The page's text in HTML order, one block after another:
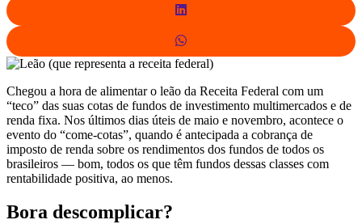
Chegou a hora de alimentar o leão da Receita Federal com um
“teco” das suas cotas de fundos de investimento multimercados e de
renda fixa. Nos últimos dias úteis de maio e novembro, acontece o
evento do “come-cotas”, quando é antecipada a cobrança de
imposto de renda sobre os rendimentos dos fundos de todos os
brasileiros — bom, todos os que têm fundos dessas classes com
rentabilidade positiva, ao menos.
Bora descomplicar?